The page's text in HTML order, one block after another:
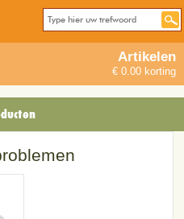
Artikelen
€ 0.00 korting